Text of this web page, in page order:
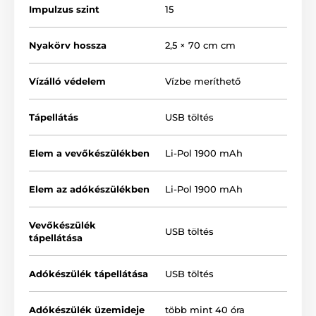
Impulzus szint 15
Nyakörv hossza 2,5 × 70 cm cm
Vízálló védelem Vízbe meríthető
Tápellátás USB töltés
Elem a vevőkészülékben Li-Pol 1900 mAh
Elem az adókészülékben Li-Pol 1900 mAh
Vevőkészülék
tápellátása
USB töltés
Adókészülék tápellátása USB töltés
Adókészülék üzemideje több mint 40 óra